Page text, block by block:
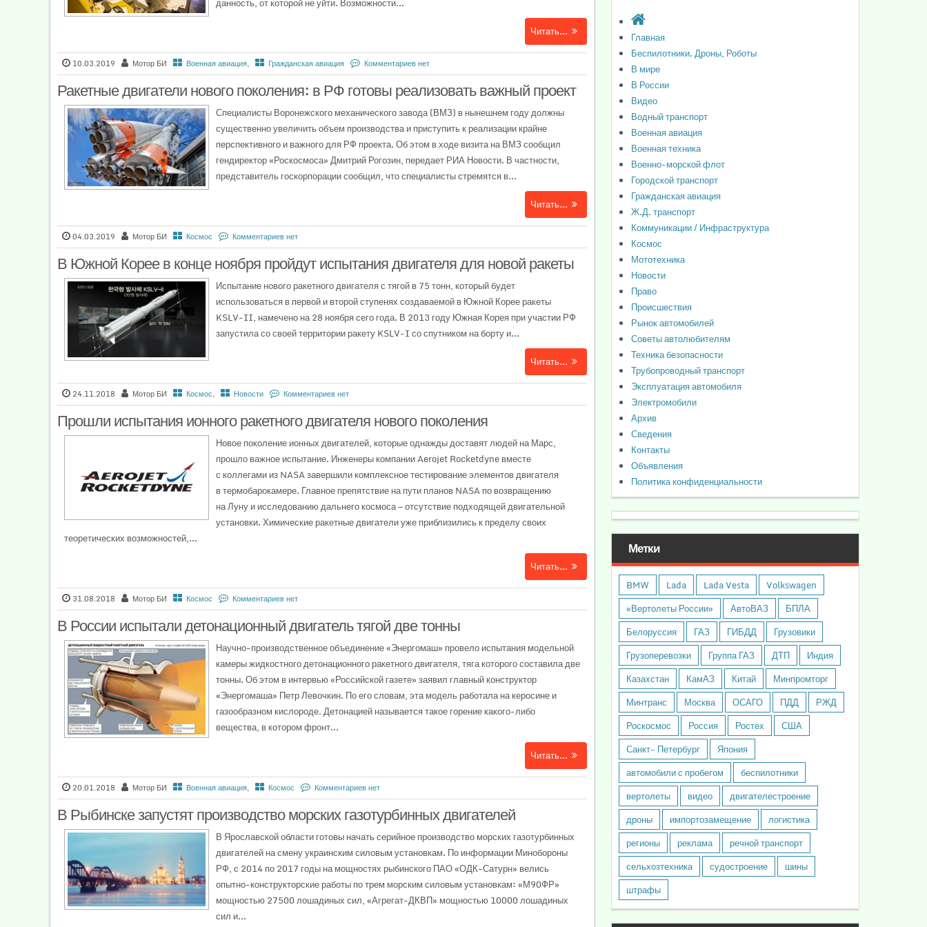
Читать...
10.03.2019 Мотор БИ Военная авиация, Гражданская авиация Комментариев нет
Ракетные двигатели нового поколения: в РФ готовы реализовать важный проект
Специалисты Воронежского механического завода (ВМЗ) в нынешнем году должны
существенно увеличить объем производства и приступить к реализации крайне
перспективного и важного для РФ проекта. Об этом в ходе визита на ВМЗ сообщил
гендиректор «Роскосмоса» Дмитрий Рогозин, передает РИА Новости. В частности,
представитель госкорпорации сообщил, что специалисты стремятся в...
Читать...
04.03.2019 Мотор БИ Космос Комментариев нет
В Южной Корее в конце ноября пройдут испытания двигателя для новой ракеты
Испытание нового ракетного двигателя с тягой в 75 тонн, который будет
использоваться в первой и второй ступенях создаваемой в Южной Корее ракеты
KSLV-II, намечено на 28 ноября сего года. В 2013 году Южная Корея при участии РФ
запустила со своей территории ракету KSLV-I со спутником на борту и...
Читать...
24.11.2018 Мотор БИ Космос, Новости Комментариев нет
Прошли испытания ионного ракетного двигателя нового поколения
Новое поколение ионных двигателей, которые однажды доставят людей на Марс,
прошло важное испытание. Инженеры компании Aerojet Rocketdyne вместе
с коллегами из NASA завершили комплексное тестирование элементов двигателя
в термобарокамере. Главное препятствие на пути планов NASA по возвращению
на Луну и исследованию дальнего космоса — отсутствие подходящей двигательной
установки. Химические ракетные двигатели уже приблизились к пределу своих
теоретических возможностей,...
Читать...
31.08.2018 Мотор БИ Космос Комментариев нет
В России испытали детонационный двигатель тягой две тонны
Научно-производственное объединение «Энергомаш» провело испытания модельной
камеры жидкостного детонационного ракетного двигателя, тяга которого составила две
тонны. Об этом в интервью «Российской газете» заявил главный конструктор
«Энергомаша» Петр Левочкин. По его словам, эта модель работала на керосине и
газообразном кислороде. Детонацией называется такое горение какого-либо
вещества, в котором фронт...
Читать...
20.01.2018 Мотор БИ Военная авиация, Космос Комментариев нет
В Рыбинске запустят производство морских газотурбинных двигателей
В Ярославской области готовы начать серийное производство морских газотурбинных
двигателей на смену украинским силовым установкам. По информации Минобороны
РФ, с 2014 по 2017 годы на мощностях рыбинского ПАО «ОДК-Сатурн» велись
опытно-конструкторские работы по трем морским силовым установкам: «М90ФР»
мощностью 27500 лошадиных сил, «Агрегат-ДКВП» мощностью 10000 лошадиных
сил и...
Главная
Беспилотники. Дроны, Роботы
В мире
В России
Видео
Водный транспорт
Военная авиация
Военная техника
Военно-морской флот
Городской транспорт
Гражданская авиация
Ж.Д. транспорт
Коммуникации / Инфраструктура
Космос
Мототехника
Новости
Право
Происшествия
Рынок автомобилей
Советы автолюбителям
Техника безопасности
Трубопроводный транспорт
Эксплуатация автомобиля
Электромобили
Архив
Сведения
Контакты
Объявления
Политика конфиденциальности
Метки
BMW Lada Lada Vesta
Volkswagen
«Вертолеты России»
АвтоВАЗ
БПЛА
Белоруссия
ГАЗ ГИБДД
Грузовики
Грузоперевозки
Группа ГАЗ ДТП
Индия
Казахстан
КамАЗ Китай
Минпромторг
Минтранс
Москва ОСАГО ПДД
РЖД
Роскосмос
Россия Ростех
США
Санкт- Петербург
Япония
автомобили с пробегом
беспилотники
вертолеты
видео
двигателестроение
дроны
импортозамещение
логистика
регионы
реклама
речной транспорт
сельхозтехника
судостроение
шины
штрафы